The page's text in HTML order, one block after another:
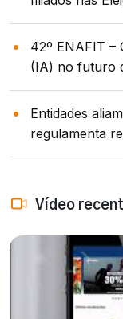
42º ENAFIT –
(IA) no futuro
Entidades
regulamenta
Vídeo